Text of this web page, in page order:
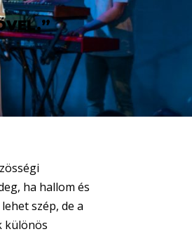
ha hallom és
szép, de a
különös